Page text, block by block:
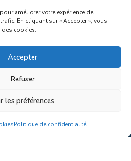
améliorer votre expérience de
En cliquant sur « Accepter », vous
cookies.
Accepter
Refuser
les préférences
Politique de confidentialité
de la nature!